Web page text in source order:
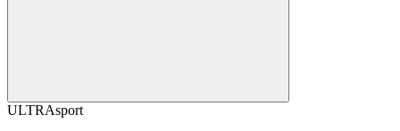
ULTRAsport